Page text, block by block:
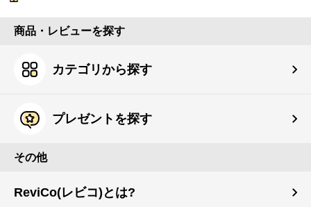
商品・レビューを探す
カテゴリから探す
プレゼントを探す
その他
ReviCo(レビコ)とは?